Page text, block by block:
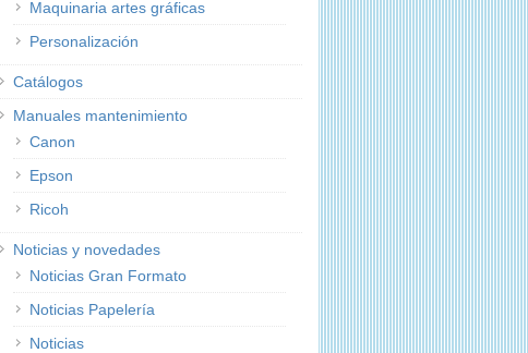
Maquinaria artes gráficas
Personalización
Catálogos
Manuales mantenimiento
Canon
Epson
Ricoh
Noticias y novedades
Noticias Gran Formato
Noticias Papelería
Noticias